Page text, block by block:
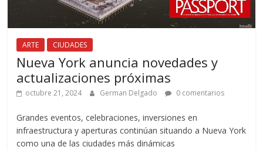
ARTE CIUDADES
Nueva York anuncia novedades y
actualizaciones próximas
octubre 21, 2024 German Delgado 0 comentarios
Grandes eventos, celebraciones, inversiones en
infraestructura y aperturas continúan situando a Nueva York
como una de las ciudades más dinámicas